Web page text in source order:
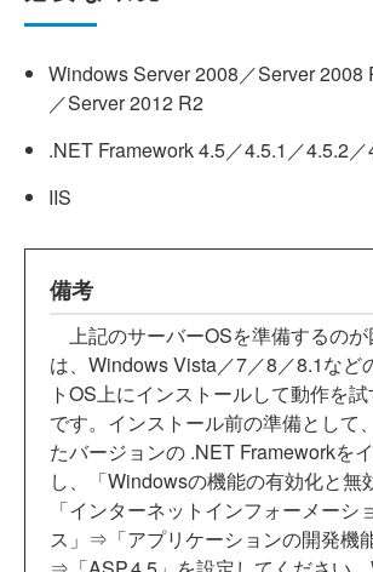
Windows Server 2008／Server 2008
／Server 2012 R2
.NET Framework 4.5／4.5.1／4.5.2／
IIS
備考
上記のサーバーOSを準備するのが
は、Windows Vista／7／8／8.1など
トOS上にインストールして動作を
です。インストール前の準備として
たバージョンの .NET Frameworkを
し、「Windowsの機能の有効化と無
「インターネットインフォーメーシ
ス」⇒「アプリケーションの開発機